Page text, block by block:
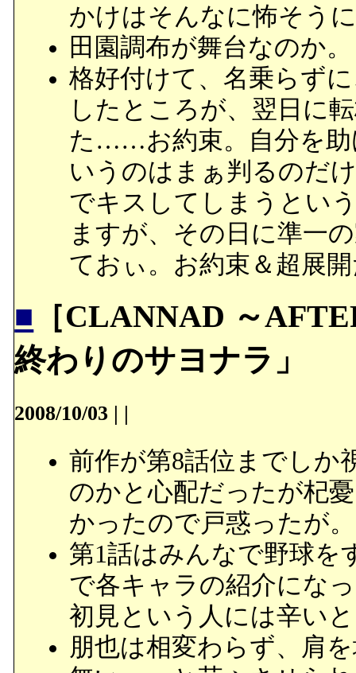
かけはそんなに怖そう
田園調布が舞台なのか。
格好付けて、名乗らず
したところが、翌日に
た……お約束。自分を
いうのはまぁ判るのだ
でキスしてしまうとい
ますが、その日に準一
ておぃ。お約束＆超展
■ ［CLANNAD ～
終わりのサヨナラ」
2008/10/03 | |
前作が第8話位までしか
のかと心配だったが杞
かったので戸惑ったが。
第1話はみんなで野球を
で各キャラの紹介にな
初見という人には辛い
朋也は相変わらず、肩